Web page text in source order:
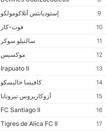
9
إستوديانتس أتلاكومولكو
10
فوت-كار
11
سالتيلو سوكر
12
موكسيس
13
14
كافيسا خاليسكو
15
أزوكاريروس تيزونابا
16
17